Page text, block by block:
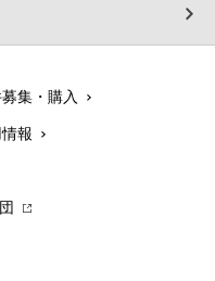
集・購入
報